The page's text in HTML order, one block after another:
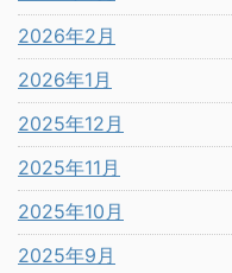
2026年2月
2026年1月
2025年12月
2025年11月
2025年10月
2025年9月